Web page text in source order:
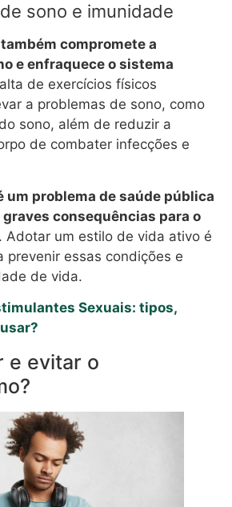
sono e imunidade
compromete a
e enfraquece o sistema
de exercícios físicos
a problemas de sono, como
sono, além de reduzir a
de combater infecções e
um problema de saúde pública
consequências para o
. Adotar um estilo de vida ativo é
prevenir essas condições e
de vida.
Sexuais: tipos,
e evitar o